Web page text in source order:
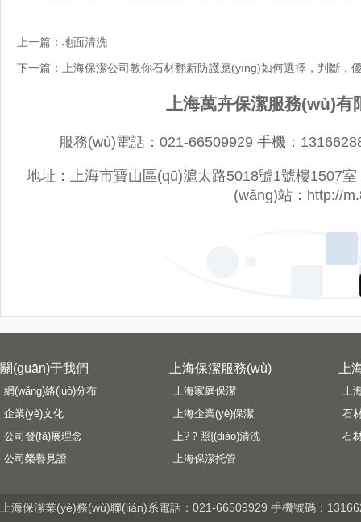
上一篇： 地面清洗
下一篇：
上海保潔公司教你石材翻新防護應(yīng)如何選擇，判斷，
上海萬卉保潔服務(wù)
服務(wù)電話：021-66509929 手機：
地址：上海市寶山區(qū)滬太路5018號1號樓1507
(wǎng)站： http://
關(guān)于我們
網(wǎng)絡(luò)分布
企業(yè)文化
公司發(fā)展理念
公司榮譽見證
上海保潔服務(wù)
上海家庭保潔
上海企業(yè)保潔
上?？照{(diào)清洗
上海保潔托管
上
上
石
石
上海保潔業(yè)務(wù)聯(lián)系電話：021-66509929 手機號碼：